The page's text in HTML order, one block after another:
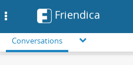
Friendica
Conversations